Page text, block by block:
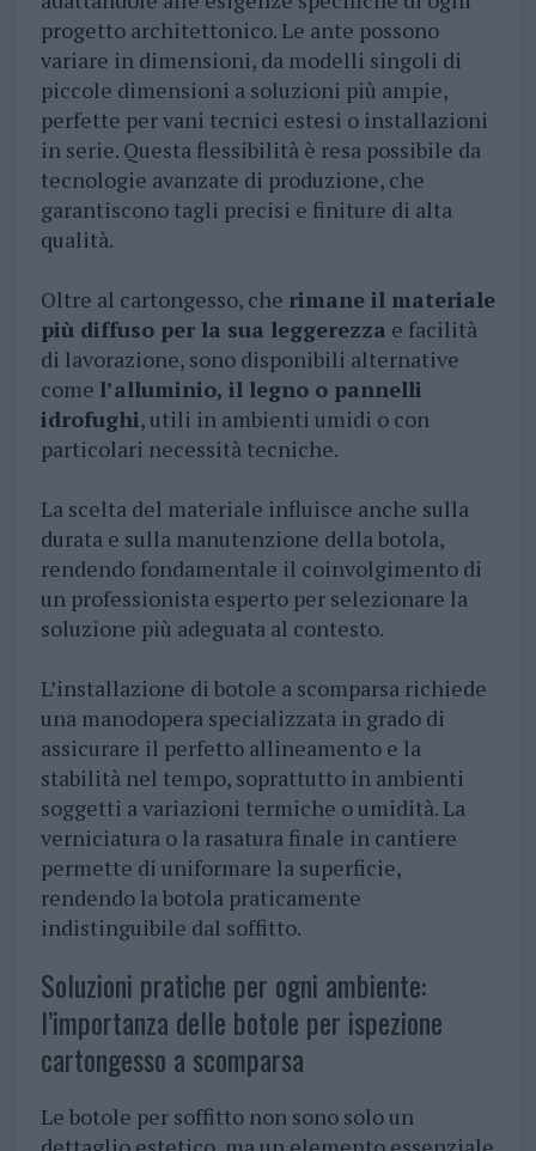
progetto architettonico. Le ante possono
variare in dimensioni, da modelli singoli di
piccole dimensioni a soluzioni più ampie,
perfette per vani tecnici estesi o installazioni
in serie. Questa flessibilità è resa possibile da
tecnologie avanzate di produzione, che
garantiscono tagli precisi e finiture di alta
qualità.
Oltre al cartongesso, che rimane il materiale
più diffuso per la sua leggerezza e facilità
di lavorazione, sono disponibili alternative
come l’alluminio, il legno o pannelli
idrofughi, utili in ambienti umidi o con
particolari necessità tecniche.
La scelta del materiale influisce anche sulla
durata e sulla manutenzione della botola,
rendendo fondamentale il coinvolgimento di
un professionista esperto per selezionare la
soluzione più adeguata al contesto.
L’installazione di botole a scomparsa richiede
una manodopera specializzata in grado di
assicurare il perfetto allineamento e la
stabilità nel tempo, soprattutto in ambienti
soggetti a variazioni termiche o umidità. La
verniciatura o la rasatura finale in cantiere
permette di uniformare la superficie,
rendendo la botola praticamente
indistinguibile dal soffitto.
Soluzioni pratiche per ogni ambiente:
l’importanza delle botole per ispezione
cartongesso a scomparsa
Le botole per soffitto non sono solo un